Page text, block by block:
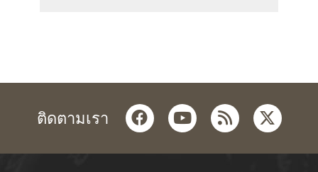
ติดตามเรา facebookyoutube
rss twitter